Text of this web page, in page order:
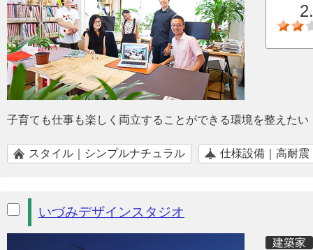
子育ても仕事も楽しく両立することができる環境を整えたい
スタイル｜シンプルナチュラル 仕様設備｜高耐震
いづみデザインスタジオ
建築家